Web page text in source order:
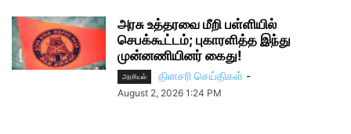
அரசு உத்தரவை மீறி பள்ளியில்
செபக்கூட்டம்; புகாரளித்த இந்து
முன்னணியினர் கைது!
அரசியல் தினசரி செய்திகள் -
August 2, 2026 1:24 PM